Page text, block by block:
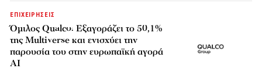
ΕΠΙΧΕΙΡΗΣΕΙΣ
Όμιλος Qualco: Εξαγοράζει το 50,1%
της Multiverse και ενισχύει την
παρουσία του στην ευρωπαϊκή αγορά
AI